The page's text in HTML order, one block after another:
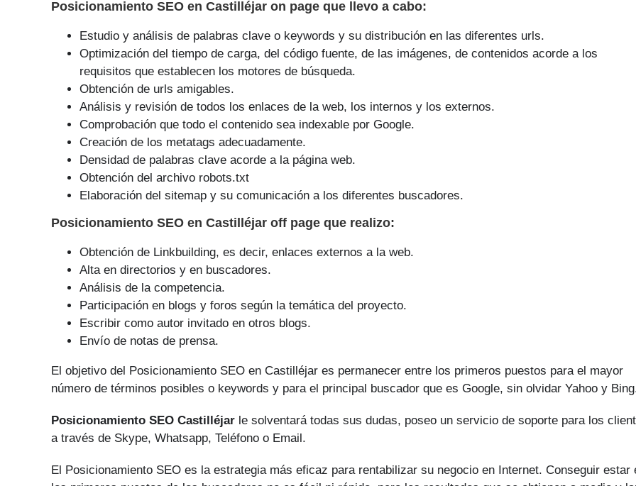
Posicionamiento SEO en Castilléjar on page que llevo a cabo:
Estudio y análisis de palabras clave o keywords y su distribución en las diferentes urls.
Optimización del tiempo de carga, del código fuente, de las imágenes, de contenidos acorde a los
requisitos que establecen los motores de búsqueda.
Obtención de urls amigables.
Análisis y revisión de todos los enlaces de la web, los internos y los externos.
Comprobación que todo el contenido sea indexable por Google.
Creación de los metatags adecuadamente.
Densidad de palabras clave acorde a la página web.
Obtención del archivo robots.txt
Elaboración del sitemap y su comunicación a los diferentes buscadores.
Posicionamiento SEO en Castilléjar off page que realizo:
Obtención de Linkbuilding, es decir, enlaces externos a la web.
Alta en directorios y en buscadores.
Análisis de la competencia.
Participación en blogs y foros según la temática del proyecto.
Escribir como autor invitado en otros blogs.
Envío de notas de prensa.
El objetivo del Posicionamiento SEO en Castilléjar es permanecer entre los primeros puestos para el mayor
número de tér­minos posibles o keywords y para el principal buscador que es Google, sin olvidar Yahoo y
Posicionamiento SEO Castilléjar le solventará todas sus dudas, poseo un servicio de soporte para los
a través de Skype, Whatsapp, Teléfono o Email.
El Posicionamiento SEO es la estrategia más eficaz para rentabilizar su negocio en Internet. Conseguir estar